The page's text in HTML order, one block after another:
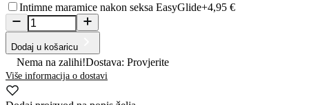
Intimne maramice nakon seksa EasyGlide+4,95 €
Dodaj u košaricu
Nema na zalihi!Dostava: Provjerite
Više informacija o dostavi